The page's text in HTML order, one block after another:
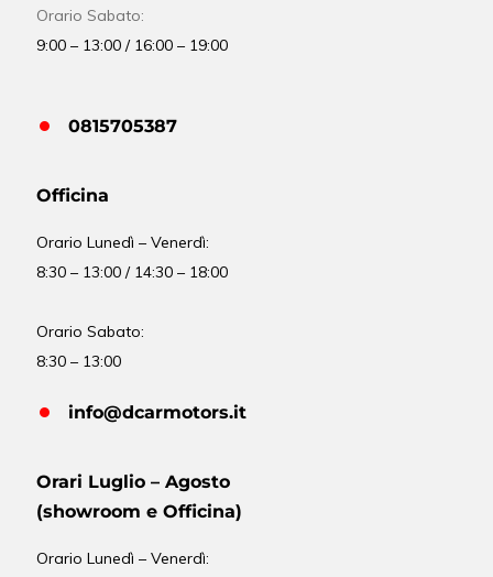
Orario Sabato:
9:00 – 13:00 / 16:00 – 19:00
0815705387
Officina
OrarioLunedì – Venerdì:
8:30 – 13:00 / 14:30 – 18:00
Orario Sabato:
8:30 – 13:00
info@dcarmotors.it
Orari Luglio – Agosto
(showroom e Officina)
OrarioLunedì – Venerdì: